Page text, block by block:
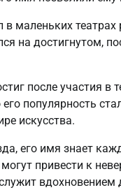
маленьких театрах
на достигнутом,
после участия
популярность
искусства.
его имя знает
привести к